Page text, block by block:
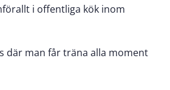
i offentliga kök inom
där man får träna alla moment